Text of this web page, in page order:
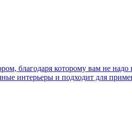
благодаря которому вам не надо
интерьеры и подходит для